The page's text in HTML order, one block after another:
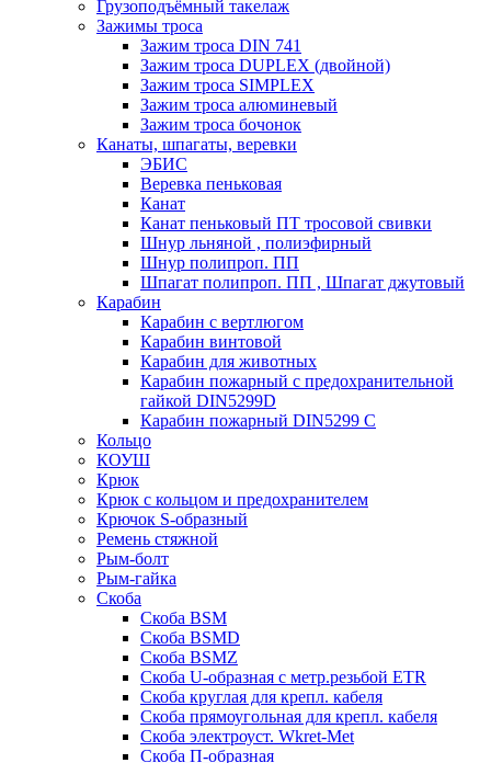
Грузоподъёмный такелаж
Зажимы троса
Зажим троса DIN 741
Зажим троса DUPLEX (двойной)
Зажим троса SIMPLEX
Зажим троса алюминевый
Зажим троса бочонок
Канаты, шпагаты, веревки
ЭБИС
Веревка пеньковая
Канат
Канат пеньковый ПТ тросовой свивки
Шнур льняной , полиэфирный
Шнур полипроп. ПП
Шпагат полипроп. ПП , Шпагат джутовый
Карабин
Карабин c вертлюгом
Карабин винтовой
Карабин для животных
Карабин пожарный c предохранительной
гайкой DIN5299D
Карабин пожарный DIN5299 C
Кольцо
КОУШ
Крюк
Крюк с кольцом и предохранителем
Крючок S-образный
Ремень стяжной
Рым-болт
Рым-гайка
Скоба
Скоба BSM
Скоба BSMD
Скоба BSMZ
Скоба U-образная с метр.резьбой ETR
Скоба круглая для крепл. кабеля
Скоба прямоугольная для крепл. кабеля
Скоба электроуст. Wkret-Met
Скоба П-образная